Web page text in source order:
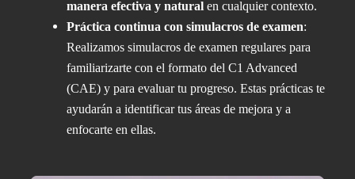
manera efectiva y natural en cualquier contexto.
Práctica continua con simulacros de examen:
Realizamos simulacros de examen regulares para
familiarizarte con el formato del C1 Advanced
(CAE) y para evaluar tu progreso. Estas prácticas te
ayudarán a identificar tus áreas de mejora y a
enfocarte en ellas.